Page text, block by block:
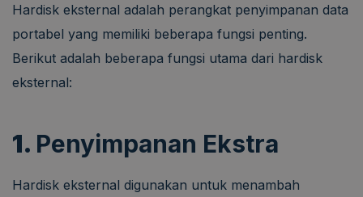
Hardisk eksternal adalah perangkat penyimpanan data
portabel yang memiliki beberapa fungsi penting.
Berikut adalah beberapa fungsi utama dari hardisk
eksternal:
1. Penyimpanan Ekstra
Hardisk eksternal digunakan untuk menambah